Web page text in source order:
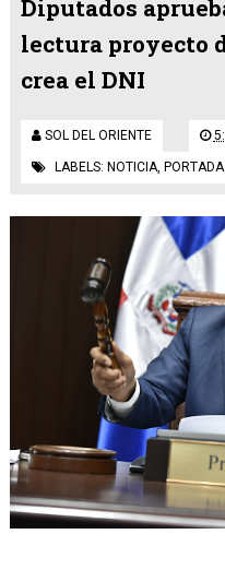
Diputados
lectura proyecto
crea el DNI
SOL DEL ORIENTE
LABELS: NOTICIA, PORTADA